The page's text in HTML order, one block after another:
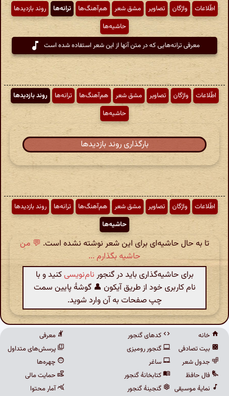
اطّلاعات واژگان تصاویر مشق شعر هم‌آهنگ‌ها ترانه‌ها
روند بازدیدها
حاشیه‌ها
معرفی ترانه‌هایی که در متن آنها از این شعر استفاده شده است
اطّلاعات واژگان تصاویر مشق شعر هم‌آهنگ‌ها ترانه‌ها
روند بازدیدها
حاشیه‌ها
بارگذاری روند بازدیدها
اطّلاعات واژگان تصاویر مشق شعر هم‌آهنگ‌ها ترانه‌ها
روند بازدیدها
حاشیه‌ها
تا به حال حاشیه‌ای برای این شعر نوشته نشده است. 💬 من
حاشیه بگذارم ...
برای حاشیه‌گذاری باید در گنجور نام‌نویسیکنید و با
نام کاربری خود از طریق آیکون 👤 گوشهٔ پایین سمت
چپ صفحات به آن وارد شوید.
خانه
بیت تصادفی
جدول شعر
فال حافظ
نمایهٔ موسیقی
کدهای گنجور
گنجور رومیزی
ساغر
کتابخانهٔ گنجور
گنجینهٔ گنجور
معرفی
پرسش‌های متداول
چهره‌ها
حمایت مالی
آمار محتوا